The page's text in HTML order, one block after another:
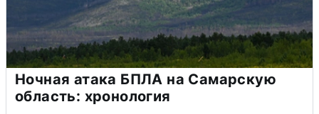
Ночная атака БПЛА на Самарскую
область: хронология